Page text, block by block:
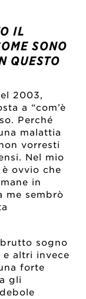
IL
SONO
QUESTO
2003,
a “com’è
Perché
malattia
vorresti
Nel mio
ovvio che
in
me sembrò
sogno
altri invece
forte
gli